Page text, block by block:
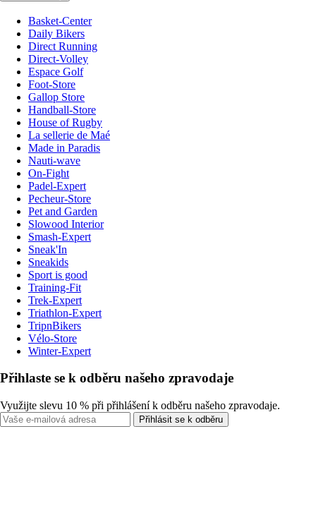
Basket-Center
Daily Bikers
Direct Running
Direct-Volley
Espace Golf
Foot-Store
Gallop Store
Handball-Store
House of Rugby
La sellerie de Maé
Made in Paradis
Nauti-wave
On-Fight
Padel-Expert
Pecheur-Store
Pet and Garden
Slowood Interior
Smash-Expert
Sneak'In
Sneakids
Sport is good
Training-Fit
Trek-Expert
Triathlon-Expert
TripnBikers
Vélo-Store
Winter-Expert
Přihlaste se k odběru našeho zpravodaje
Využijte slevu 10 % při přihlášení k odběru našeho zpravodaje.
Přihlásit se k odběru